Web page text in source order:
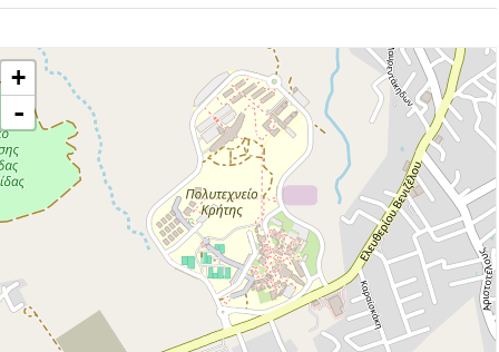
+
-